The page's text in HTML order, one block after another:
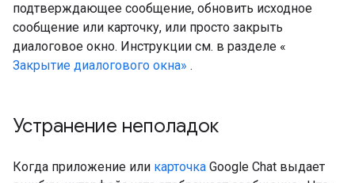
подтверждающее сообщение, обновить исходное
сообщение или карточку, или просто закрыть
диалоговое окно. Инструкции см. в разделе «
Закрытие диалогового окна» .
Устранение неполадок
Когда приложение или карточка Google Chat выдает